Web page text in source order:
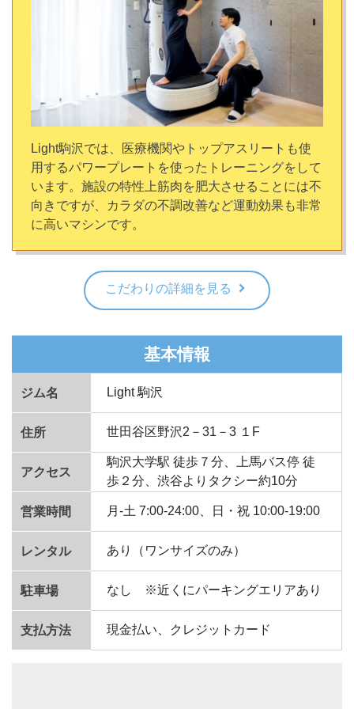
Light駒沢では、医療機関やトップアスリートも使
用するパワープレートを使ったトレーニングをして
います。施設の特性上筋肉を肥大させることには不
向きですが、カラダの不調改善など運動効果も非常
に高いマシンです。
こだわりの詳細を見る
基本情報
ジム名 Light 駒沢
住所 世田谷区野沢2－31－3 １F
アクセス
駒沢大学駅 徒歩７分、上馬バス停 徒
歩２分、渋谷よりタクシー約10分
営業時間 月-土 7:00-24:00、日・祝 10:00-19:00
レンタル あり（ワンサイズのみ）
駐車場 なし ※近くにパーキングエリアあり
支払方法 現金払い、クレジットカード